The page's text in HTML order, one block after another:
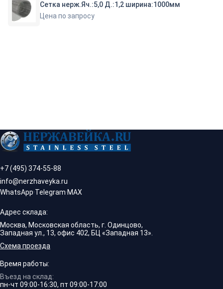
Сетка нерж.Яч.:5,0 Д.:1,2 ширина:1000мм
Цена по запросу
+7 (495) 374-55-88
info@nerzhaveyka.ru
WhatsApp·Telegram·MAX
Адрес склада:
Москва, Московская область, г. Одинцово,
Западная ул., 13, офис 402, БЦ «Западная 13».
Схема проезда
Время работы:
Въезд на склад:
пн-чт 09:00-16:30, пт 09:00-17:00